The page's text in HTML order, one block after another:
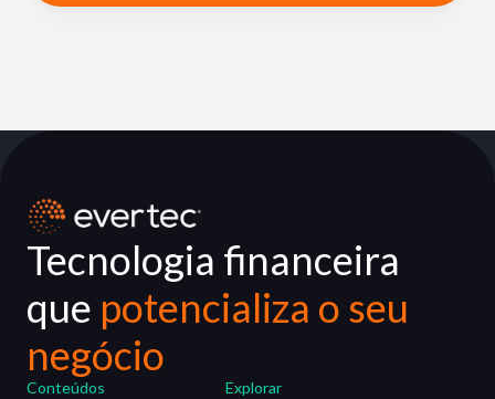
Tecnologia financeira
que potencializa o seu
negócio
Conteúdos
Explorar